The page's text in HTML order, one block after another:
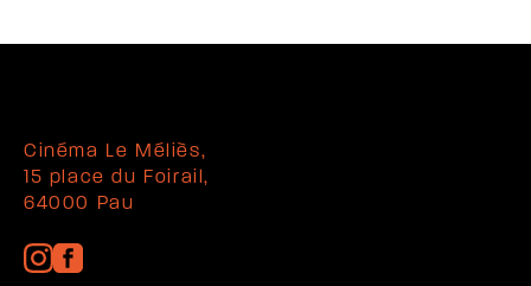
Cinéma Le Méliès,
15 place du Foirail,
64000 Pau